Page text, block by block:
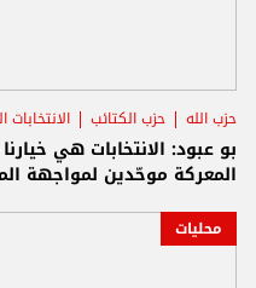
حزب الله حزب الكتائب الانتخابات
بو عبود: الانتخابات هي
المعركة موحّدين لمواجهة
محليات